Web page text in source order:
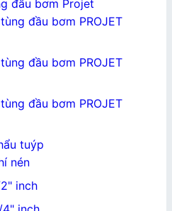
đầu bơm Projet
đầu bơm PROJET
đầu bơm PROJET
đầu bơm PROJET
tuýp
nén
inch